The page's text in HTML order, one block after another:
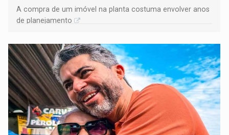
A compra de um imóvel na planta costuma envolver anos
de planejamento